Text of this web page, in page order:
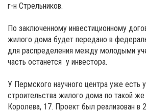
г-н Стрельников.
По заключенному инвестиционному
жилого дома будет передано в
для распределения между молодыми
часть останется у инвестора.
У Пермского научного центра уже есть
строительства жилого дома по такой
Королева, 17. Проект был реализован в